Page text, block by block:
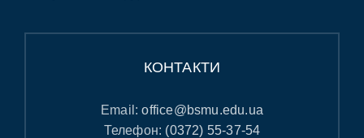
КОНТАКТИ
Email:office@bsmu.edu.ua
Телефон: (0372) 55-37-54